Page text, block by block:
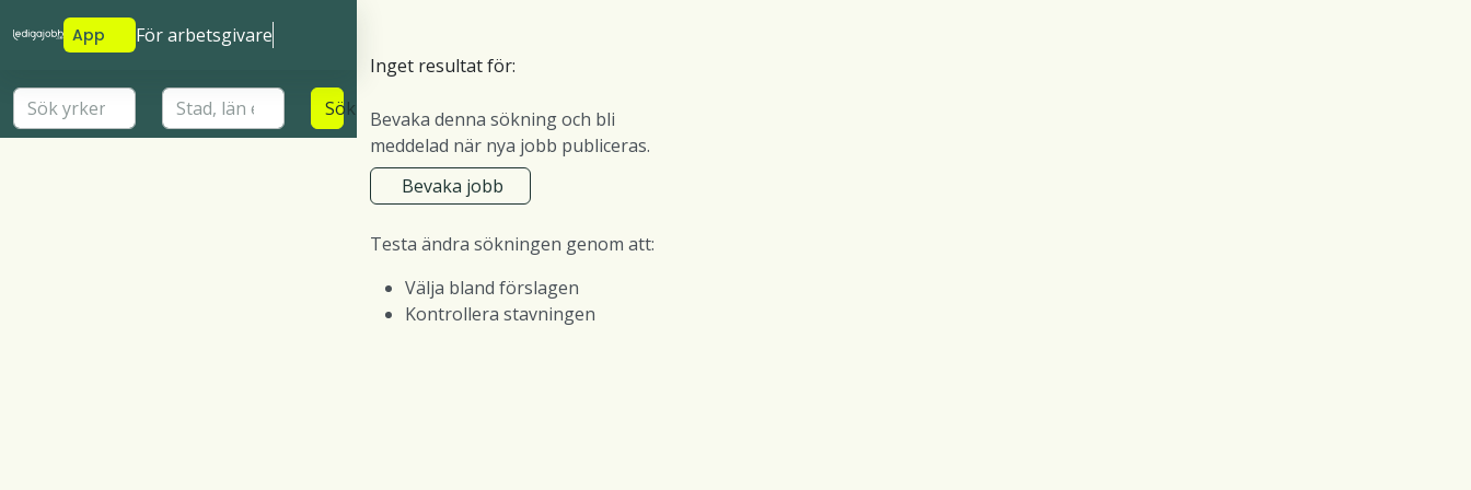
App För arbetsgivare
Sök
Inget resultat för:
Bevaka denna sökning och bli
meddelad när nya jobb publiceras.
Bevaka jobb
Testa ändra sökningen genom att:
Välja bland förslagen
Kontrollera stavningen